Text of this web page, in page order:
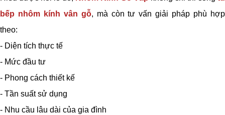
bếp nhôm kính vân gỗ, mà còn tư vấn giải pháp phù hợp
theo:
- Diện tích thực tế
- Mức đầu tư
- Phong cách thiết kế
- Tần suất sử dụng
- Nhu cầu lâu dài của gia đình